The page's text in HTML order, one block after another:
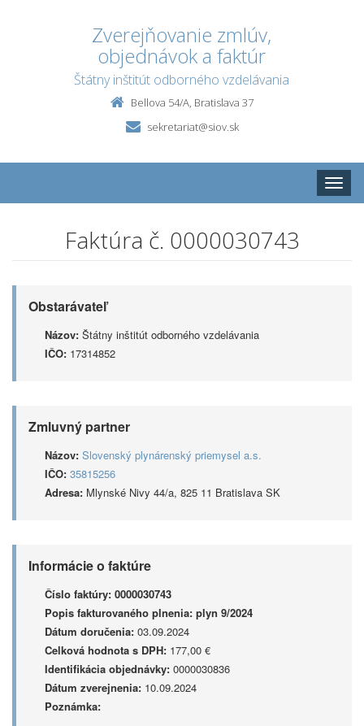
Zverejňovanie zmlúv,
objednávok a faktúr
Štátny inštitút odborného vzdelávania
Bellova 54/A, Bratislava 37
sekretariat@siov.sk
Toggle
Faktúra č. 0000030743
Obstarávateľ
Názov: Štátny inštitút odborného vzdelávania
IČO: 17314852
Zmluvný partner
Názov: Slovenský plynárenský priemysel a.s.
IČO: 35815256
Adresa: Mlynské Nivy 44/a, 825 11 Bratislava SK
Informácie o faktúre
Číslo faktúry: 0000030743
Popis fakturovaného plnenia: plyn 9/2024
Dátum doručenia: 03.09.2024
Celková hodnota s DPH: 177,00 €
Identifikácia objednávky: 0000030836
Dátum zverejnenia: 10.09.2024
Poznámka: